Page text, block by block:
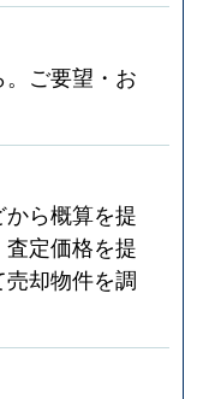
ご要望・お
ら概算を提
定価格を提
却物件を調